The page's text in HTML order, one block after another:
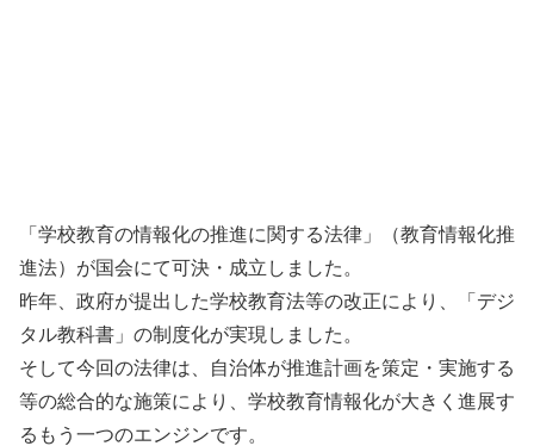
「学校教育の情報化の推進に関する法律」（教育情報化推
進法）が国会にて可決・成立しました。
昨年、政府が提出した学校教育法等の改正により、「デジ
タル教科書」の制度化が実現しました。
そして今回の法律は、自治体が推進計画を策定・実施する
等の総合的な施策により、学校教育情報化が大きく進展す
るもう一つのエンジンです。